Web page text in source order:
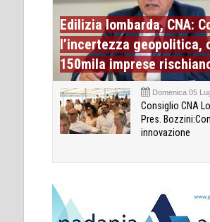
Edilizia lombarda, CNA:
l’incertezza geopolitica,
150mila imprese
Domenica 05
Consiglio CNA
Pres.
innovazione